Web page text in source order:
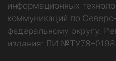
информационных
коммуникаций по
федеральному округу.
издания: ПИ